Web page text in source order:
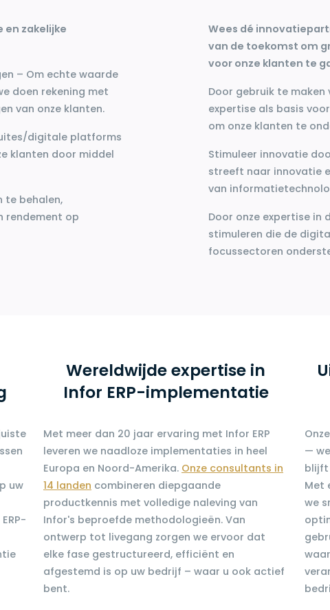
en zakelijke
– Om echte waarde
doen rekening met
van onze klanten.
digitale platforms
klanten door middel
te behalen,
rendement op
Wees dé
van de toekomst om
voor onze klanten te
Door gebruik te
expertise als basis
om onze klanten te
Stimuleer innovatie
streeft naar innovatie
van
Door onze expertise in
stimuleren die de
focussectoren
uw
Wereldwijde expertise in
Infor ERP-implementatie
Met meer dan 20 jaar ervaring met Infor ERP
leveren we naadloze implementaties in heel
Europa en Noord-Amerika. Onze consultants in
14 landen combineren diepgaande
productkennis met volledige naleving van
Infor's beproefde methodologieën. Van
ontwerp tot livegang zorgen we ervoor dat
elke fase gestructureerd, efficiënt en
afgestemd is op uw bedrijf – waar u ook actief
bent.
—
blijft
Met
we